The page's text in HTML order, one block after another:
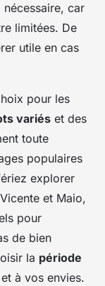
nécessaire, car
limitées. De
utile en cas
pour les
variés et des
toute
populaires
explorer
et Maio,
pour
de bien
la période
à vos envies.